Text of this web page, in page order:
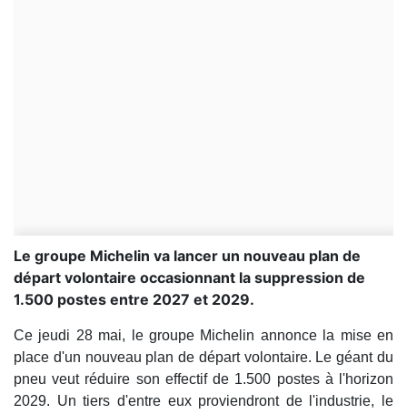
Le groupe Michelin va lancer un nouveau plan de
départ volontaire occasionnant la suppression de
1.500 postes entre 2027 et 2029.
Ce jeudi 28 mai, le groupe Michelin annonce la mise en
place d'un nouveau plan de départ volontaire. Le géant du
pneu veut réduire son effectif de 1.500 postes à l'horizon
2029. Un tiers d'entre eux proviendront de l'industrie, le